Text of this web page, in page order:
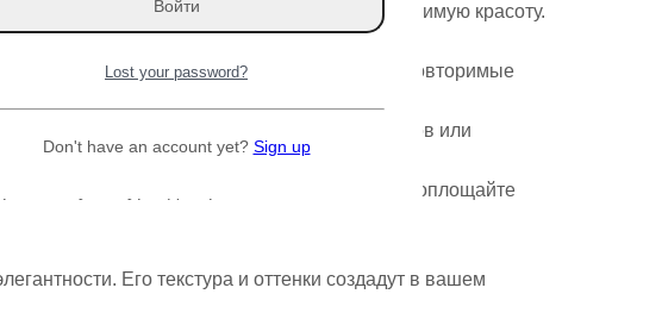
ощутить связь с природой через ее неповторимую красоту.
для облицовки стен и полов. Его неповторимые
искусства, выбрав слэб Чинара для столов или
скульптур и декоративных элементов. Воплощайте
Его текстура и оттенки создадут в вашем
Lost your password?
Don't have an account yet? Sign up